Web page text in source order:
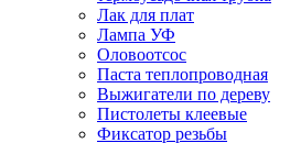
Лак для плат
Лампа УФ
Оловоотсос
Паста теплопроводная
Выжигатели по дереву
Пистолеты клеевые
Фиксатор резьбы